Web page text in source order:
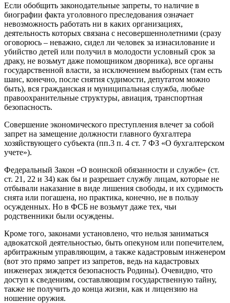
Если обобщить законодательные запреты, то наличие в
биографии факта уголовного преследования означает
невозможность работать ни в каких организациях,
деятельность которых связана с несовершеннолетними (сразу
оговорюсь – неважно, сидел ли человек за изнасилование и
убийство детей или получил в молодости условный срок за
драку, не возьмут даже помощником дворника), все органы
государственной власти, за исключением выборных (там есть
шанс, конечно, после снятия судимости, депутатом можно
быть), вся гражданская и муниципальная служба, любые
правоохранительные структуры, авиация, транспортная
безопасность.
Совершение экономического преступления влечет за собой
запрет на замещение должности главного бухгалтера
хозяйствующего субъекта (пп.3 п. 4 ст. 7 ФЗ «О бухгалтерском
учете»).
Федеральный Закон «О воинской обязанности и службе» (ст.
ст. 21, 22 и 34) как бы и разрешает службу лицам, которые не
отбывали наказание в виде лишения свободы, и их судимость
снята или погашена, но практика, конечно, не в пользу
осужденных. Но в ФСБ не возьмут даже тех, чьи
родственники были осуждены.
Кроме того, законами установлено, что нельзя заниматься
адвокатской деятельностью, быть опекуном или попечителем,
арбитражным управляющим, а также кадастровым инженером
(вот это прямо запрет из запретов, ведь на кадастровых
инженерах зиждется безопасность Родины). Очевидно, что
доступ к сведениям, составляющим государственную тайну,
также не получить до конца жизни, как и лицензию на
ношение оружия.